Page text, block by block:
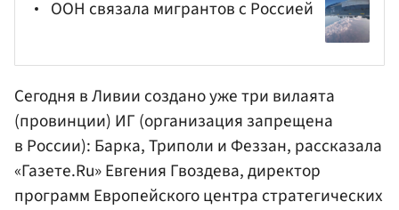
ООН связала мигрантов с Россией
Сегодня в Ливии создано уже три вилаята
(провинции) ИГ (организация запрещена
в России): Барка, Триполи и Феззан, рассказала
«Газете.Ru»Евгения Гвоздева, директор
программ Европейского центра стратегических